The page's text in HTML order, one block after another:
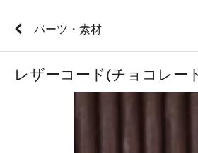
パーツ・素材
レザーコード(チョコレー